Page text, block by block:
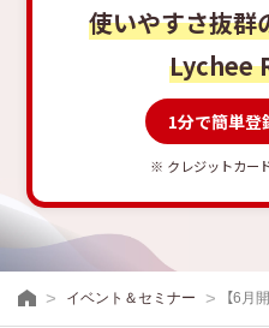
使いやすさ抜群
Lychee
1分で簡単登
※ クレジットカー
イベント＆セミナー 【6月